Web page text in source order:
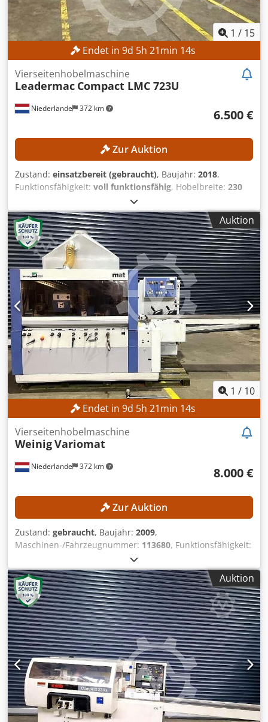
1 / 15
Endet in 9d 5h 21min 12s
Niederlande 372 km
Vierseitenhobelmaschine
Leadermac Compact LMC 723U
6.500 €
Zur Auktion
Zustand: einsatzbereit (gebraucht), Baujahr: 2018,
Funktionsfähigkeit: voll funktionsfähig, Hobelbreite: 230
6.000 U/min
40 mm, Hobelhöhe:150 mm, Walzendurchmesser:140
mm, TECHNISCHE DETAILS Hobelbreite min.: 15 mm
Hobelbreite max.: 230 mm Dwjdpfxjzrmups Aayea
Hobelhöhe min.: 10 mm Hobelhöhe max.: 150 mm Anzahl
der Spindeln: 6 Stk. Spindeldurchmesser: 40 mm
Hobelwellendrehzahl: 6.000 U/min Einzugstischlänge:
1.570 mm Vorschub Fördermotorleistung: 5,5 kW
Förderantrieb: Kardanantrieb Vorschubsystem:
automatisch Vorschubgeschwindigkeit min.: 6 m/min
Vorschubgeschwindigkeit max.: 24 m/min
Vorschubgeschwindigkeitsregelung: stufenweise
Durchmesser Absaugdüse: 120 mm MASCHINEN-DETAILS
Motorleistung: 7,5 kW Abmessungen & Gewicht
Abmessungen (L x B x H): 5.900 x 2.600 x 1.900 mm
Leergewicht: 6.500 kg Hinweis: Die Gasfedern sind
schwach
Auktion
1 / 10
Endet in 9d 5h 21min 12s
Niederlande 372 km
Vierseitenhobelmaschine
WeinigVariomat
8.000 €
Zur Auktion
Zustand: gebraucht, Baujahr: 2009,
Maschinen-/Fahrzeugnummer: 113680, Funktionsfähigkeit:
eingeschränkt funktionsfähig, Arbeitsbreite:
Spindeldurchmesser:40 mm, Spindeldrehzahl (max.):
6.000 U/min, Arbeitshöhe:120 mm, TECHNISCHE DETAILS
Arbeitsbreite: 20–230 mm Arbeitshöhe: 8–120 mm Länge
Einlauftisch: 1.950 mm Vorschubgeschwindigkeit: 6–12
m/min Anzahl Spindeln: 5 Spindeldurchmesser: 40 mm
Spindeldrehzahl: 6.000 U/min Max. Werkzeugdurchmesser
vertikale Spindel: 232 mm Max. Werkzeugdurchmesser
horizontale Spindel (außer erste Spindel): 200 mm
Spindelanordnung und Leistung 1. Spindel unten: 5,5 kW
2. Spindel links: 7,5 kW 3. Spindel rechts: 7,5 kW 4. Spindel
oben: 11 kW 5. Spindel unten: 5,5 kW MASCHINEN-DETAILS
Anschlussspannung: 400 V Anschlussleistung: 32 kW
Auktion